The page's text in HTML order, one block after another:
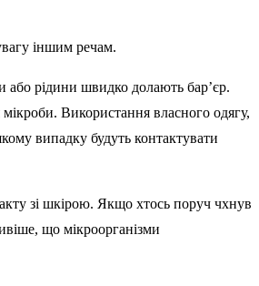
іншим речам.
або рідини швидко долають бар’єр.
Використання власного одягу,
випадку будуть контактувати
зі шкірою. Якщо хтось поруч чхнув
що мікроорганізми